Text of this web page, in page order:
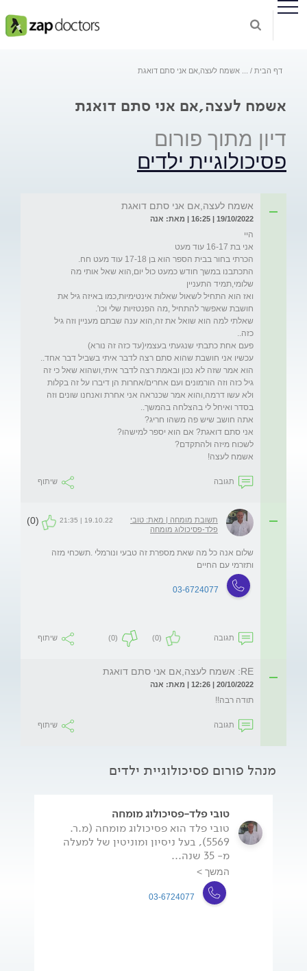
דף הבית אשמח לעצה,אם אני סתם דואגת
אשמח לעצה,אם אני סתם דואגת
דיון מתוך פורום
פסיכולוגיית ילדים
אשמח לעצה,אם אני סתם דואגת
19/10/2022 | 16:25 | מאת: אנה
התכתבנו במשך חודש כמעט כול יום,הוא שאל אותי מה
ואז הוא התחיל לשאול שאלות אינטימיות,כמו באיזה גיל את
שאלתי למה הוא שואל את זה,הוא ענה שבתם מעניין וזה גיל
הוא אמר שזה לא נכון ובאמת רצה לדבר איתי,ושהוא שאל כי זה
גיל כזה וזה הורמונים ועם אחרים/אחרות הן דיברו על זה בקלות
ולא עשו דרמה,והוא אמר שכנראה אני אחרת ואנחנו שונים וזה
אשמח לעצה!
תגובה שיתוף
תשובת מומחה | מאת: טובי
פלד-פסיכולוג מומחה
19.10.22 | 21:35
(0)
שלום אנה כל מה שאת מספרת זה טבעי ונורמלי .תשכחי מזה
ותזרמי עם החיים
03-6724077
תגובה (0)
(0) שיתוף
RE: אשמח לעצה,אם אני סתם דואגת
20/10/2022 | 12:26 | מאת: אנה
תודה רבה!!
תגובה שיתוף
מנהל פורום פסיכולוגיית ילדים
טובי פלד-פסיכולוג מומחה
טובי פלד הוא פסיכולוג מומחה (מ.ר.
5569), בעל ניסיון ומוניטין של למעלה
מ- 35 שנה...
המשך >
03-6724077